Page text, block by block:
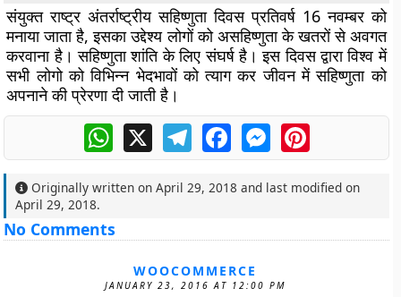
संयुक्त राष्ट्र अंतर्राष्ट्रीय सहिष्णुता दिवस प्रतिवर्ष 16 नवम्बर को
मनाया जाता है, इसका उद्देश्य लोगों को असहिष्णुता के खतरों से अवगत
करवाना है। सहिष्णुता शांति के लिए संघर्ष है। इस दिवस द्वारा विश्व में
सभी लोगो को विभिन्न भेदभावों को त्याग कर जीवन में सहिष्णुता को
अपनाने की प्रेरणा दी जाती है।
WhatsApp
X TelegramFacebookMessengerPinterest
Originally written onApril 29, 2018 and last modified on
April 29, 2018.
No Comments
WOOCOMMERCE
JANUARY 23, 2016 AT 12:00 PM